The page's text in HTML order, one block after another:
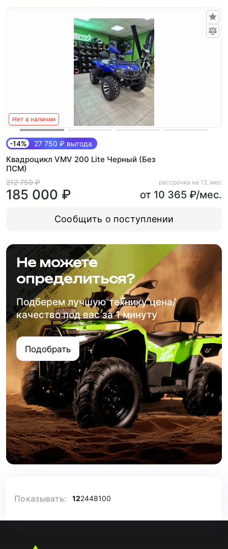
Нет в наличии
-14% 27 750 ₽ выгода
Квадроцикл VMV 200 Lite Черный (Без
ПСМ)
212 750 ₽
185 000 ₽
рассрочка на 12. мес
от 10 365 ₽/мес.
Сообщить о поступлении
Не можете
определиться?
Подберем лучшую технику цена/
качество под вас за 1 минуту
Подобрать
Показывать: 122448100